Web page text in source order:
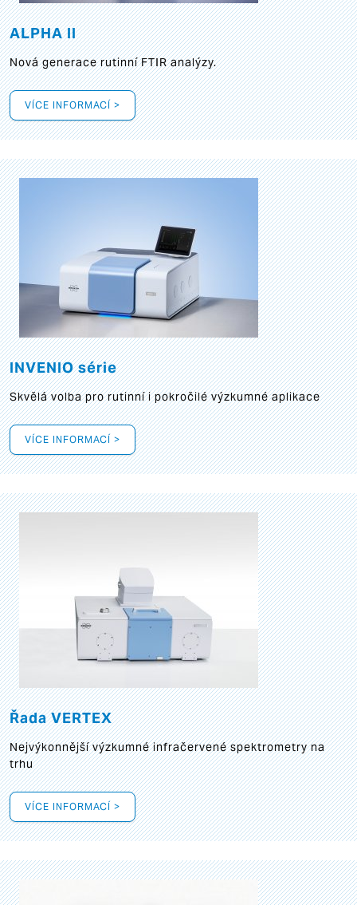
ALPHA II
Nová generace rutinní FTIR analýzy.
VÍCE INFORMACÍ >
INVENIO série
Skvělá volba pro rutinní i pokročilé výzkumné aplikace
VÍCE INFORMACÍ >
Řada VERTEX
Nejvýkonnější výzkumné infračervené spektrometry na
trhu
VÍCE INFORMACÍ >